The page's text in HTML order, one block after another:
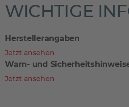
WICHTIGE
Herstellerangaben
Jetzt ansehen
Warn- und
Jetzt ansehen